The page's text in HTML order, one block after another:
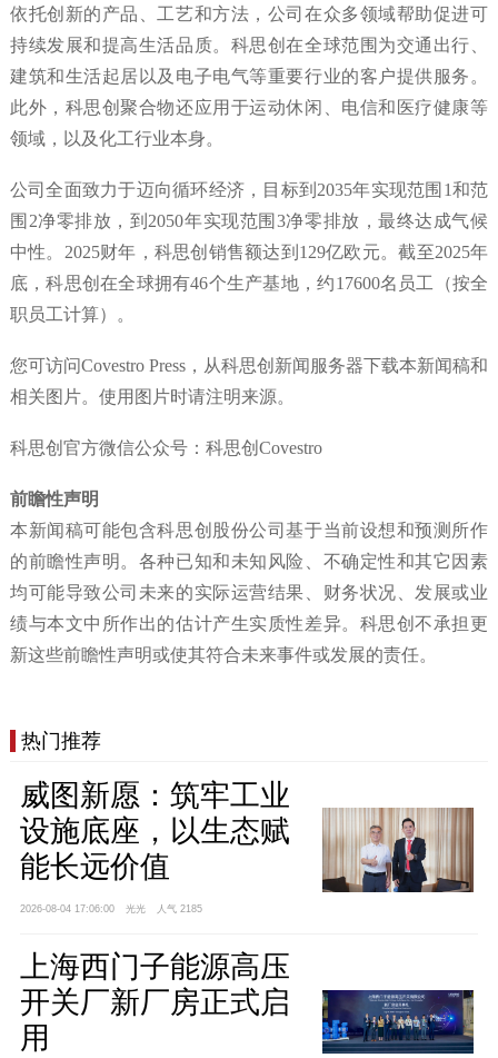
依托创新的产品、工艺和方法，公司在众多领域帮助促进可
持续发展和提高生活品质。科思创在全球范围为交通出行、
建筑和生活起居以及电子电气等重要行业的客户提供服务。
此外，科思创聚合物还应用于运动休闲、电信和医疗健康等
领域，以及化工行业本身。
公司全面致力于迈向循环经济，目标到2035年实现范围1和范
围2净零排放，到2050年实现范围3净零排放，最终达成气候
中性。2025财年，科思创销售额达到129亿欧元。截至2025年
底，科思创在全球拥有46个生产基地，约17600名员工（按全
职员工计算）。
您可访问Covestro Press，从科思创新闻服务器下载本新闻稿和
相关图片。使用图片时请注明来源。
科思创官方微信公众号：科思创Covestro
前瞻性声明
本新闻稿可能包含科思创股份公司基于当前设想和预测所作
的前瞻性声明。各种已知和未知风险、不确定性和其它因素
均可能导致公司未来的实际运营结果、财务状况、发展或业
绩与本文中所作出的估计产生实质性差异。科思创不承担更
新这些前瞻性声明或使其符合未来事件或发展的责任。
热门推荐
威图新愿：筑牢工业
设施底座，以生态赋
能长远价值
2026-08-04 17:06:00 光光 人气 2185
上海西门子能源高压
开关厂新厂房正式启
用